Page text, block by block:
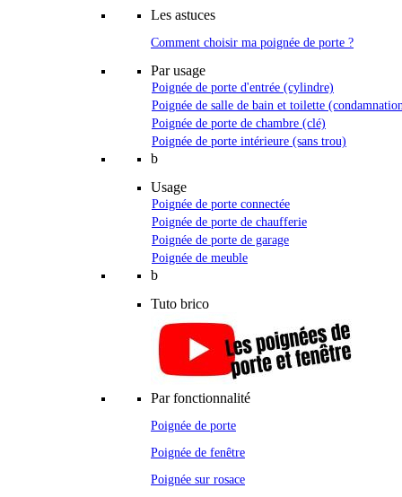
Les astuces
Comment choisir ma poignée de porte ?
Par usage
Poignée de porte d'entrée (cylindre)
Poignée de salle de bain et toilette
Poignée de porte de chambre (clé)
Poignée de porte intérieure (sans trou)
b
Usage
Poignée de porte connectée
Poignée de porte de chaufferie
Poignée de porte de garage
Poignée de meuble
b
Tuto brico
Par fonctionnalité
Poignée de porte
Poignée de fenêtre
Poignée sur rosace